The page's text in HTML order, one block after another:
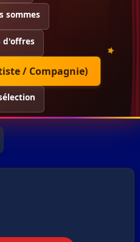
sommes
d'offres
/ Compagnie)
❯